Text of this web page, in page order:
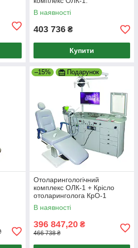
В наявності
403 736 ₴
Купити
–15% Подарунок
Отоларингологічний
комплекс ОЛК-1 + Крісло
отоларинголога КрО-1
В наявності
396 847,20 ₴
466 738 ₴